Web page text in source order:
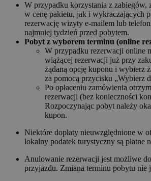
W przypadku korzystania z zabiegów,
w cenę pakietu, jak i wykraczających
rezerwację wizyty e-mailem lub
najmniej tydzień przed pobytem.
Pobyt z wyborem terminu (online
W przypadku rezerwacji online
wiążącej rezerwacji już przy
żądaną opcję kuponu i wybierz
za pomocą przycisku „Wybierz
Po opłaceniu zamówienia
rezerwacji (bez konieczności
Rozpoczynając pobyt należy
kupon.
Niektóre dopłaty nieuwzględnione w
lokalny podatek turystyczny są płatne
Anulowanie rezerwacji jest możliwe
przyjazdu. Zmiana terminu pobytu nie